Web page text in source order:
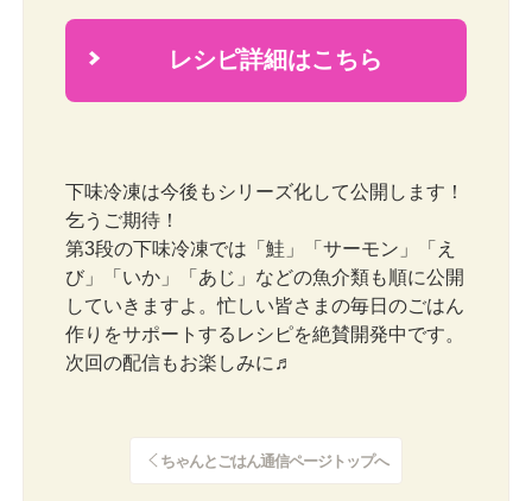
2 レシピ詳細はこちら
下味冷凍は今後もシリーズ化して公開します！
乞うご期待！
第3段の下味冷凍では「鮭」「サーモン」「え
び」「いか」「あじ」などの魚介類も順に公開
していきますよ。忙しい皆さまの毎日のごはん
作りをサポートするレシピを絶賛開発中です。
次回の配信もお楽しみに♬
ちゃんとごはん通信ページトップへ